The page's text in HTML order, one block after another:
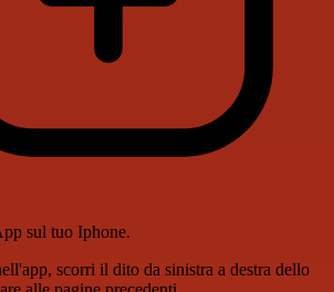
sul tuo Iphone.
scorri il dito da sinistra a destra dello